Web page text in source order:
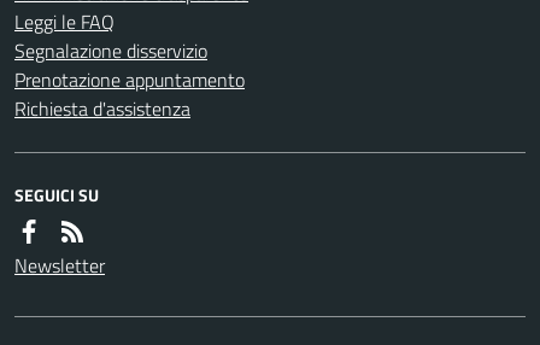
Leggi le FAQ
Segnalazione disservizio
Prenotazione appuntamento
Richiesta d'assistenza
SEGUICI SU
Newsletter